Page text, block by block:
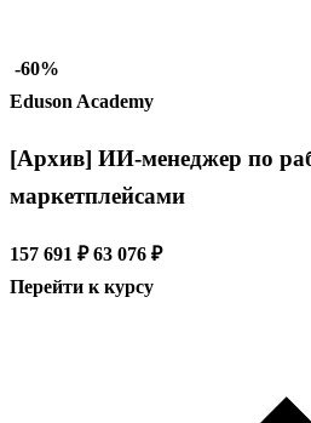
-60%
Eduson Academy
[Архив] ИИ-менеджер по
маркетплейсами
157 691 ₽ 63 076 ₽
Перейти к курсу